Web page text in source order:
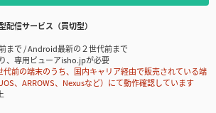
配信サービス（買切型）
まで / Android最新の２世代前まで
、専用ビューアisho.jpが必要
前の端末のうち、国内キャリア経由で販売されている端
、ARROWS、Nexusなど）にて動作確認しています